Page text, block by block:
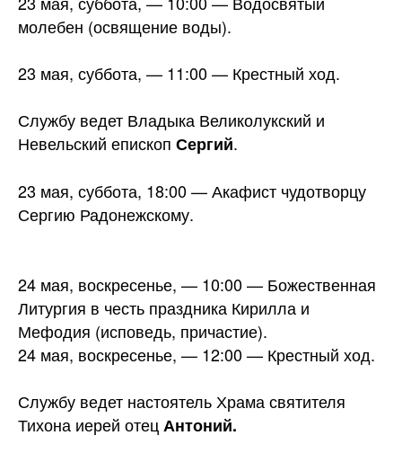
молебен (освящение воды).
23 мая, суббота, — 11:00 — Крестный ход.
Службу ведет Владыка Великолукский и
Невельский епископ Сергий.
23 мая, суббота, 18:00 — Акафист чудотворцу
Сергию Радонежскому.
24 мая, воскресенье, — 10:00 — Божественная
Литургия в честь праздника Кирилла и
Мефодия (исповедь, причастие).
24 мая, воскресенье, — 12:00 — Крестный ход.
Службу ведет настоятель Храма святителя
Тихона иерей отецАнтоний.